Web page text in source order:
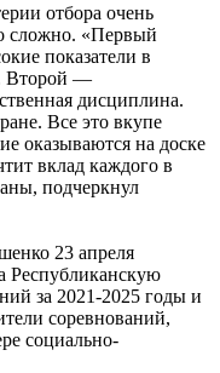
отбора очень
сложно. «Первый
показатели в
Второй —
дисциплина.
Все это вкупе
оказываются на доске
вклад каждого в
подчеркнул
23 апреля
Республиканскую
за 2021-2025 годы и
соревнований,
социально-